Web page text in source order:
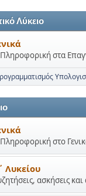
Λύκειο
στα
στο
Λυκείου
ασκήσεις